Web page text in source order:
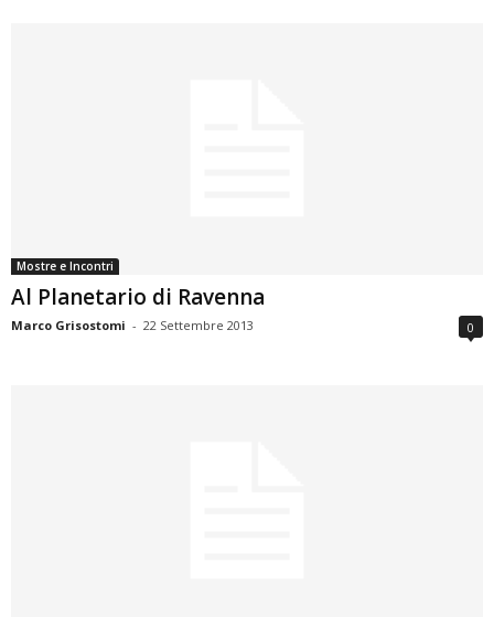
Mostre e Incontri
Al Planetario di Ravenna
Marco Grisostomi - 22 Settembre 2013 0